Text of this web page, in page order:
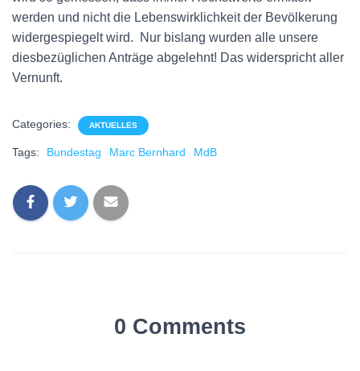
werden und nicht die Lebenswirklichkeit der Bevölkerung
widergespiegelt wird. Nur bislang wurden alle unsere
diesbezüglichen Anträge abgelehnt! Das widerspricht aller
Vernunft.
Categories: AKTUELLES
Tags: Bundestag Marc Bernhard MdB
0 Comments